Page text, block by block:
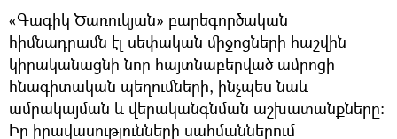
«Գագիկ Ծառուկյան» բարեգործական
հիմնադրամն էլ սեփական միջոցների հաշվին
կիրականացնի նոր հայտնաբերված ամրոցի
հնագիտական պեղումների, ինչպես նաև
ամրակայման և վերականգնման աշխատանքները։
Իր իրավասությունների սահմաններում